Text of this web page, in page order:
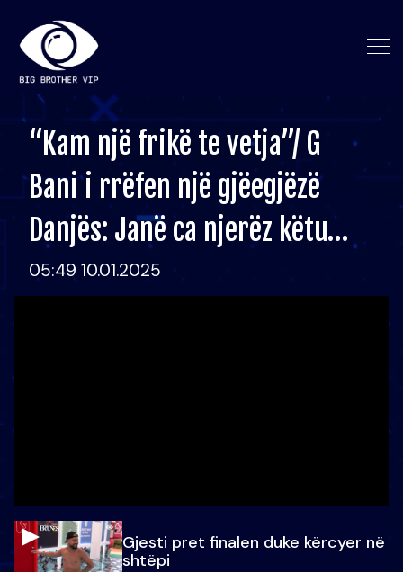
“Kam një frikë te vetja”/ G
Bani i rrëfen një gjëegjëzë
Danjës: Janë ca njerëz këtu…
05:49 10.01.2025
Gjesti pret finalen duke kërcyer në
shtëpi